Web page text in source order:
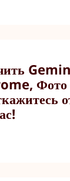
Фото